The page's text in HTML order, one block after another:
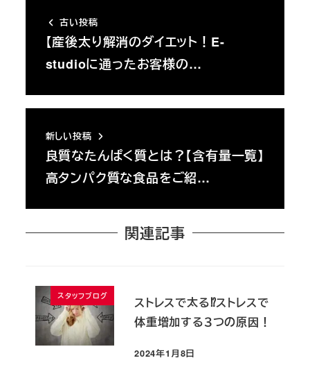
古い投稿
【産後太り解消のダイエット！E-
studioに通ったお客様の…
新しい投稿
良質なたんぱく質とは？【含有量一覧】
高タンパク質な食品をご紹…
関連記事
スタッフブログ
ストレスで太る⁉︎ストレスで
体重増加する３つの原因！
投稿日
2024年1月8日